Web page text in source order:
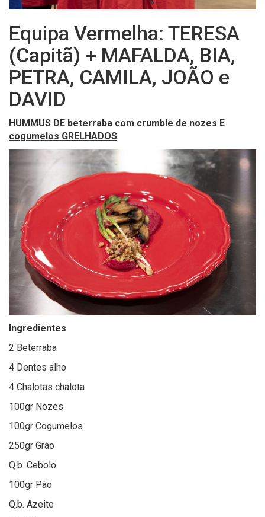
Equipa Vermelha: TERESA
(Capitã) + MAFALDA, BIA,
PETRA, CAMILA, JOÃO e
DAVID
HUMMUS DE beterraba com crumble de nozes E
cogumelos GRELHADOS
Ingredientes
2 Beterraba
4 Dentes alho
4 Chalotas chalota
100gr Nozes
100gr Cogumelos
250gr Grão
Q.b. Cebolo
100gr Pão
Q.b. Azeite